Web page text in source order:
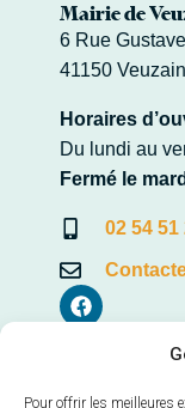
Pour offrir les meilleures
Mairie de
6 Rue
41150
Horaires
Du lundi au
Fermé le
02 54 51
Mairie